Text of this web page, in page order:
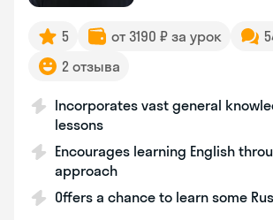
5 от 3190 ₽ за урок
2 отзыва
Incorporates vast general
lessons
Encourages learning English
approach
Offers a chance to learn some